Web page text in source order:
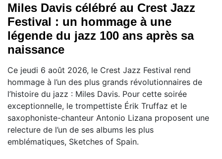
Miles Davis célébré au Crest Jazz
Festival : un hommage à une
légende du jazz 100 ans après sa
naissance
Ce jeudi 6 août 2026, le Crest Jazz Festival rend
hommage à l’un des plus grands révolutionnaires de
l’histoire du jazz : Miles Davis. Pour cette soirée
exceptionnelle, le trompettiste Érik Truffaz et le
saxophoniste-chanteur Antonio Lizana proposent une
relecture de l’un de ses albums les plus
emblématiques, Sketches of Spain.